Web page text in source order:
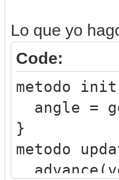
Lo que yo
Code:
metodo
angle =
}
metodo